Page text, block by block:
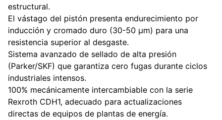
estructural.
El vástago del pistón presenta endurecimiento por
inducción y cromado duro (30-50 μm) para una
resistencia superior al desgaste.
Sistema avanzado de sellado de alta presión
(Parker/SKF) que garantiza cero fugas durante ciclos
industriales intensos.
100% mecánicamente intercambiable con la serie
Rexroth CDH1, adecuado para actualizaciones
directas de equipos de plantas de energía.